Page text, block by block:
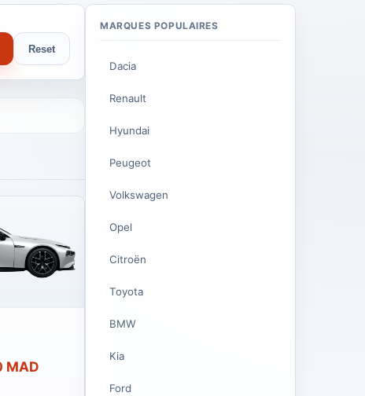
Reset
MAD
MARQUES POPULAIRES
Dacia
Renault
Hyundai
Peugeot
Volkswagen
Opel
Citroën
Toyota
BMW
Kia
Ford